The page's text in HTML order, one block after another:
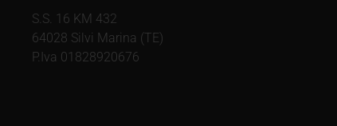
S.S. 16 KM 432
64028 Silvi Marina (TE)
P.Iva 01828920676